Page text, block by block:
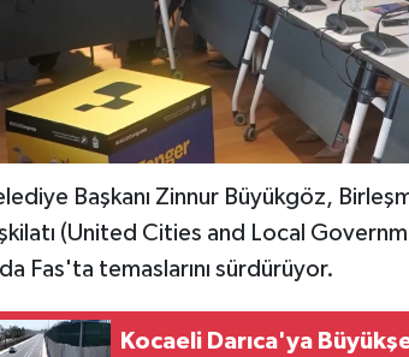
Başkanı Zinnur Büyükgöz,
(United Cities and Local
Fas'ta temaslarını sürdürüyor.
Kocaeli Darıca'ya